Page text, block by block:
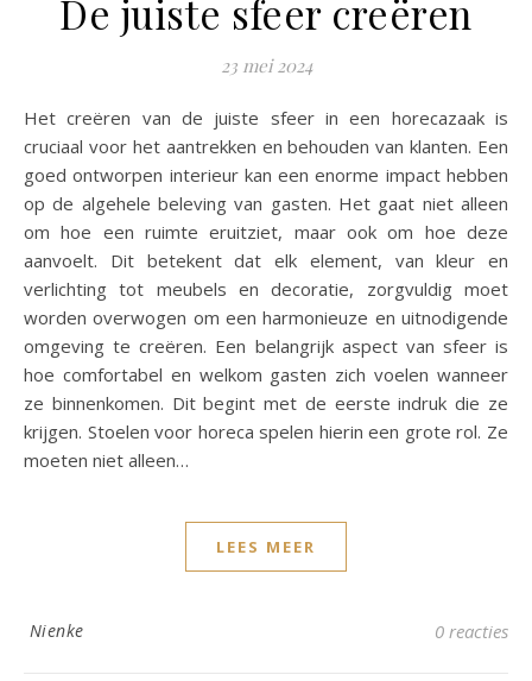
De juiste sfeer creëren
23 mei 2024
Het creëren van de juiste sfeer in een horecazaak is
cruciaal voor het aantrekken en behouden van klanten. Een
goed ontworpen interieur kan een enorme impact hebben
op de algehele beleving van gasten. Het gaat niet alleen
om hoe een ruimte eruitziet, maar ook om hoe deze
aanvoelt. Dit betekent dat elk element, van kleur en
verlichting tot meubels en decoratie, zorgvuldig moet
worden overwogen om een harmonieuze en uitnodigende
omgeving te creëren. Een belangrijk aspect van sfeer is
hoe comfortabel en welkom gasten zich voelen wanneer
ze binnenkomen. Dit begint met de eerste indruk die ze
krijgen. Stoelen voor horeca spelen hierin een grote rol. Ze
moeten niet alleen…
LEES MEER
Nienke 0 reacties